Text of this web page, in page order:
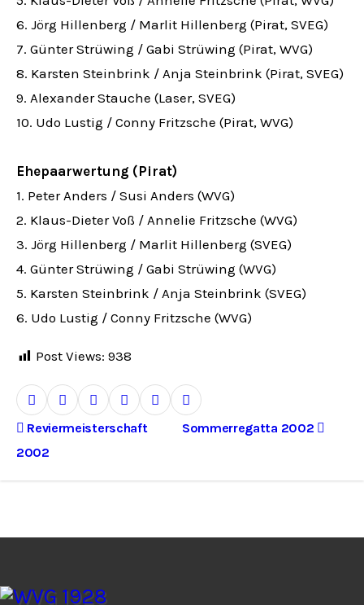
6. Jörg Hillenberg / Marlit Hillenberg (Pirat, SVEG)
7. Günter Strüwing / Gabi Strüwing (Pirat, WVG)
8. Karsten Steinbrink / Anja Steinbrink (Pirat, SVEG)
9. Alexander Stauche (Laser, SVEG)
10. Udo Lustig / Conny Fritzsche (Pirat, WVG)
Ehepaarwertung (Pirat)
1. Peter Anders / Susi Anders (WVG)
2. Klaus-Dieter Voß / Annelie Fritzsche (WVG)
3. Jörg Hillenberg / Marlit Hillenberg (SVEG)
4. Günter Strüwing / Gabi Strüwing (WVG)
5. Karsten Steinbrink / Anja Steinbrink (SVEG)
6. Udo Lustig / Conny Fritzsche (WVG)
Post Views: 938
B
e
t
a
Reviermeisterschaft
2002
Sommerregatta 2002